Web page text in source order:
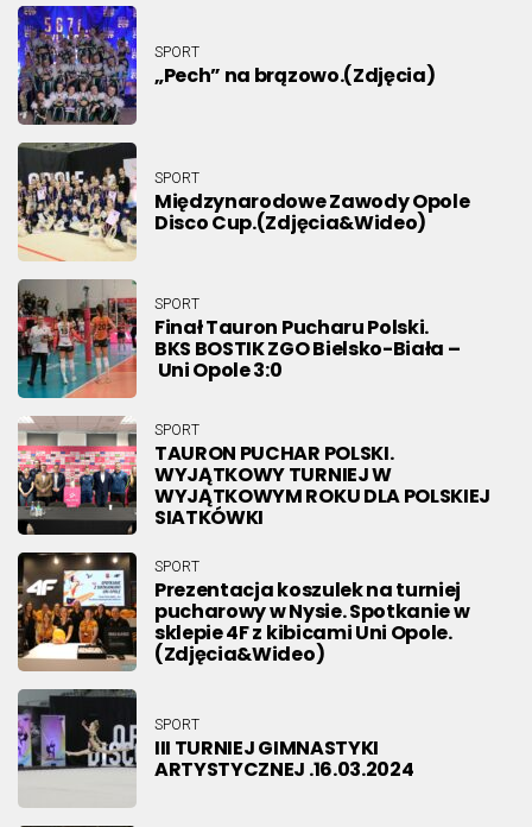
SPORT
„Pech” na brązowo.(Zdjęcia)
SPORT
Międzynarodowe Zawody Opole
Disco Cup.(Zdjęcia&Wideo)
SPORT
Finał Tauron Pucharu Polski.
BKS BOSTIK ZGO Bielsko-Biała –
Uni Opole 3:0
SPORT
TAURON PUCHAR POLSKI.
WYJĄTKOWY TURNIEJ W
WYJĄTKOWYM ROKU DLA POLSKIEJ
SIATKÓWKI
SPORT
Prezentacja koszulek na turniej
pucharowy w Nysie. Spotkanie w
sklepie 4F z kibicami Uni Opole.
(Zdjęcia&Wideo)
SPORT
III TURNIEJ GIMNASTYKI
ARTYSTYCZNEJ .16.03.2024